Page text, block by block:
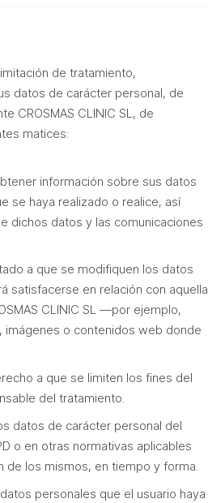
de tratamiento,
datos de carácter personal, de
CROSMAS CLINIC SL, de
matices:
información sobre sus datos
se haya realizado o realice, así
dichos datos y las comunicaciones
a que se modifiquen los datos
satisfacerse en relación con aquella
CLINIC SL —por ejemplo,
imágenes o contenidos web donde
a que se limiten los fines del
del tratamiento.
datos de carácter personal del
o en otras normativas aplicables
de los mismos, en tiempo y forma.
personales que el usuario haya